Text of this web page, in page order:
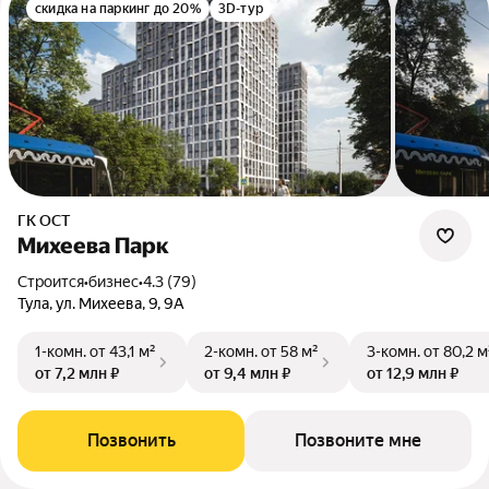
скидка на паркинг до 20% 3D-тур
ГК ОСТ
Михеева Парк
Строится•бизнес•4.3 (79)
Тула, ул. Михеева, 9, 9А
1-комн.от 43,1 м²
от 7,2 млн ₽
2-комн.от 58 м²
от 9,4 млн ₽
3-комн.от 80,2
от 12,9 млн ₽
Позвонить Позвоните мне